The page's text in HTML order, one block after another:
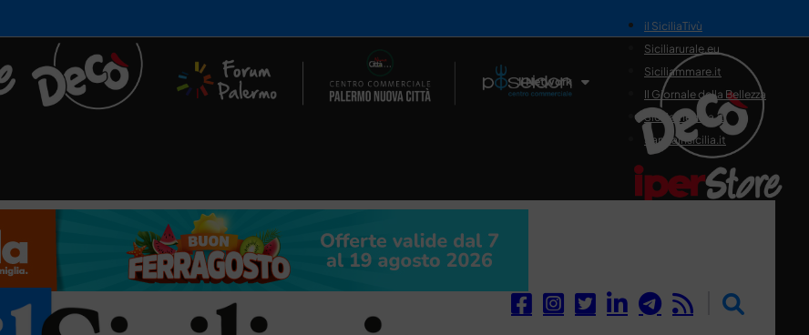
Il Network
il SiciliaTivù
Siciliarurale.eu
Siciliammare.it
Il Giornale della Bellezza
Siciliamedica.it
Sanitainsicilia.it